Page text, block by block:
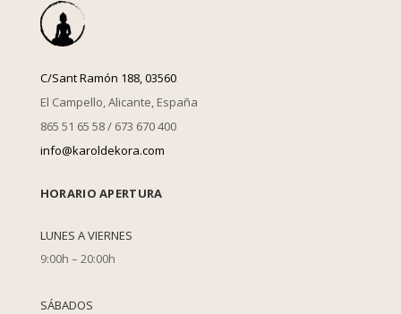
C/Sant Ramón 188, 03560
El Campello, Alicante, España
865 51 65 58 / 673 670 400
info@karoldekora.com
HORARIO APERTURA
LUNES A VIERNES
9:00h – 20:00h
SÁBADOS